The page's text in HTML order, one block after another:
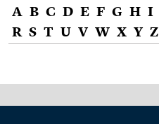
A B C D E F G H I
R S T U V W X Y Z